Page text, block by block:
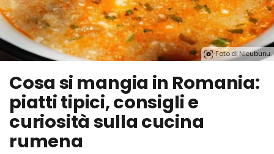
Foto di Nicubunu.
Cosa si mangia in Romania:
piatti tipici, consigli e
curiosità sulla cucina
rumena